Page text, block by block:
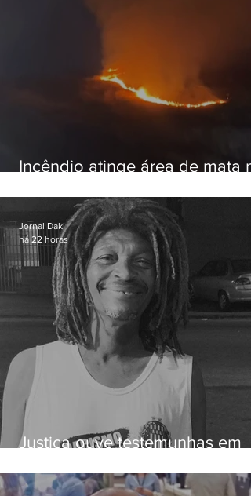
Incêndio atinge área de mata
Iguaçu
Justiça ouve testemunhas em
dívida de R$ 25
Jornal Daki
há 22 horas